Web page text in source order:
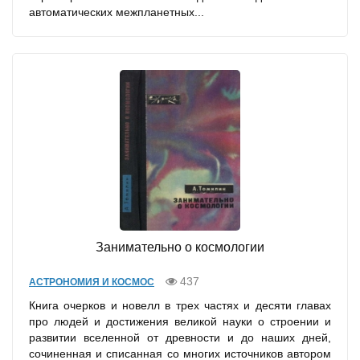
автоматических межпланетных...
Занимательно о космологии
АСТРОНОМИЯ И КОСМОС
437
Книга очерков и новелл в трех частях и десяти главах
про людей и достижения великой науки о строении и
развитии вселенной от древности и до наших дней,
сочиненная и списанная со многих источников автором